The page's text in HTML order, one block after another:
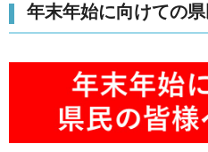
年末年始に向けての